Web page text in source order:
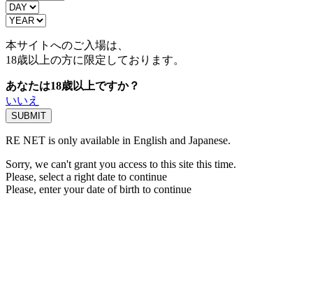
本サイトへのご入場は、
18歳以上の方に限定しております。
あなたは18歳以上ですか？
いいえ
RE NET is only available in English and Japanese.
Sorry, we can't grant you access to this site this time.
Please, select a right date to continue
Please, enter your date of birth to continue